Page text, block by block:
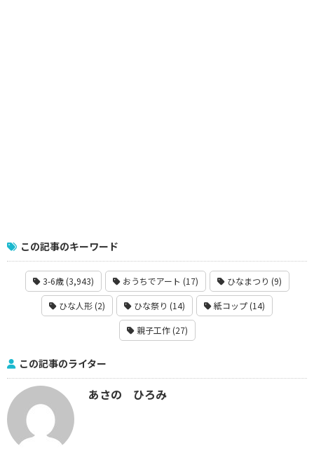
この記事のキーワード
3-6歳 (3,943) おうちでアート (17) ひなまつり (9)
ひな人形 (2) ひな祭り (14) 紙コップ (14)
親子工作 (27)
この記事のライター
あさの ひろみ